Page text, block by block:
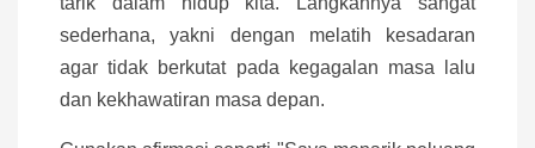
sederhana, yakni dengan melatih kesadaran
agar tidak berkutat pada kegagalan masa lalu
dan kekhawatiran masa depan.